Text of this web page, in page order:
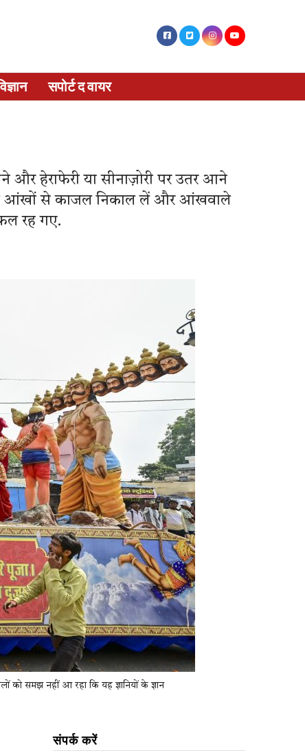
सपोर्ट द वायर
और हेराफेरी या सीनाज़ोरी पर उतर आने
की आंखों से काजल निकाल लें और आंखवाले
रह गए.
को समझ नहीं आ रहा कि यह ज्ञानियों के ज्ञान
संपर्क करें